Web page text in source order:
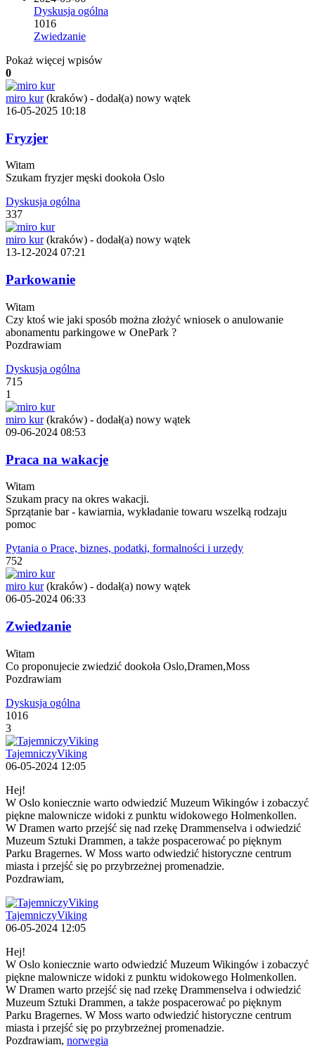
Dyskusja ogólna
1016
Zwiedzanie
Pokaż więcej wpisów
0
miro kur (kraków) - dodał(a) nowy wątek
16-05-2025 10:18
Fryzjer
Witam
Szukam fryzjer męski dookoła Oslo
Dyskusja ogólna
337
miro kur (kraków) - dodał(a) nowy wątek
13-12-2024 07:21
Parkowanie
Witam
Czy ktoś wie jaki sposób można złożyć wniosek o anulowanie
abonamentu parkingowe w OnePark ?
Pozdrawiam
Dyskusja ogólna
715
1
miro kur (kraków) - dodał(a) nowy wątek
09-06-2024 08:53
Praca na wakacje
Witam
Szukam pracy na okres wakacji.
Sprzątanie bar - kawiarnia, wykładanie towaru wszelką rodzaju
pomoc
Pytania o Prace, biznes, podatki, formalności i urzędy
752
miro kur (kraków) - dodał(a) nowy wątek
06-05-2024 06:33
Zwiedzanie
Witam
Co proponujecie zwiedzić dookoła Oslo,Dramen,Moss
Pozdrawiam
Dyskusja ogólna
1016
3
TajemniczyViking
06-05-2024 12:05
Hej!
W Oslo koniecznie warto odwiedzić Muzeum Wikingów i zobaczyć
piękne malownicze widoki z punktu widokowego Holmenkollen.
W Dramen warto przejść się nad rzekę Drammenselva i odwiedzić
Muzeum Sztuki Drammen, a także pospacerować po pięknym
Parku Bragernes. W Moss warto odwiedzić historyczne centrum
miasta i przejść się po przybrzeżnej promenadzie.
Pozdrawiam,
TajemniczyViking
06-05-2024 12:05
Hej!
W Oslo koniecznie warto odwiedzić Muzeum Wikingów i zobaczyć
piękne malownicze widoki z punktu widokowego Holmenkollen.
W Dramen warto przejść się nad rzekę Drammenselva i odwiedzić
Muzeum Sztuki Drammen, a także pospacerować po pięknym
Parku Bragernes. W Moss warto odwiedzić historyczne centrum
miasta i przejść się po przybrzeżnej promenadzie.
Pozdrawiam, norwegia